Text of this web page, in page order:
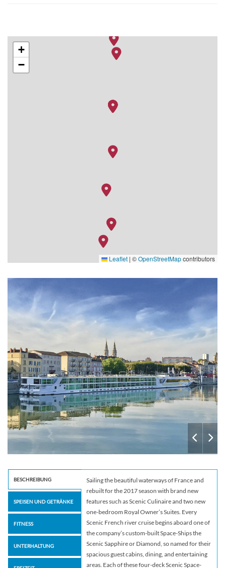
+
−
Leaflet | ©OpenStreetMapcontributors
BESCHREIBUNG
SPEISEN UND GETRÄNKE
FITNESS
UNTERHALTUNG
Sailing the beautiful waterways of France and
rebuilt for the 2017 season with brand new
features such as Scenic Culinaire and two new
one-bedroom Royal Owner’s Suites. Every
Scenic French river cruise begins aboard one of
the company’s custom-built Space-Ships the
Scenic Sapphire or Diamond, so named for their
spacious guest cabins, dining, and entertaining
areas. Each of these four-deck Scenic Space-